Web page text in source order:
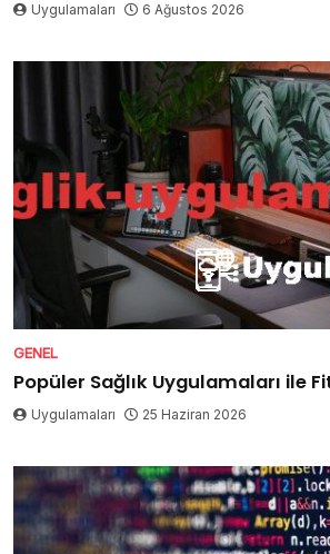
Uygulamaları 6 Ağustos 2026
GENEL
Popüler Sağlık Uygulamaları ile
Uygulamaları 25 Haziran 2026